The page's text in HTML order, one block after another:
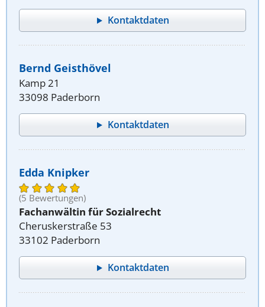
Kontaktdaten
Bernd Geisthövel
Kamp 21
33098 Paderborn
Kontaktdaten
Edda Knipker
(5 Bewertungen)
Fachanwältin für Sozialrecht
Cheruskerstraße 53
33102 Paderborn
Kontaktdaten